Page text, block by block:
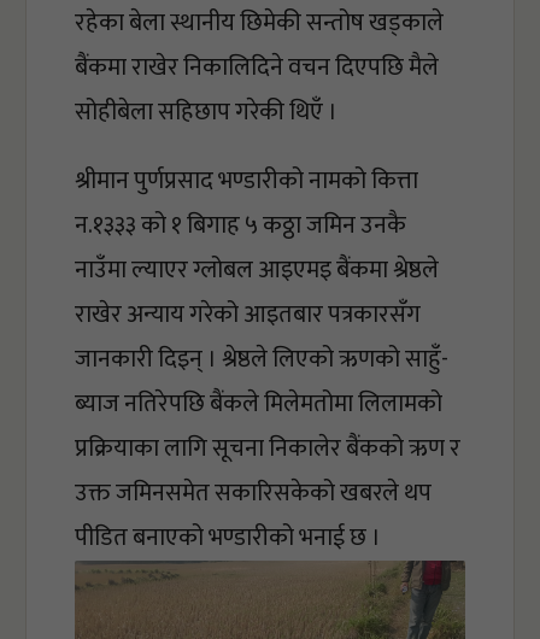
रहेका बेला स्थानीय छिमेकी सन्तोष खड्काले
बैंकमा राखेर निकालिदिने वचन दिएपछि मैले
सोहीबेला सहिछाप गरेकी थिएँ ।
श्रीमान पुर्णप्रसाद भण्डारीको नामको कित्ता
न.१३३३ को १ बिगाह ५ कठ्ठा जमिन उनकै
नाउँमा ल्याएर ग्लोबल आइएमइ बैंकमा श्रेष्ठले
राखेर अन्याय गरेको आइतबार पत्रकारसँग
जानकारी दिइन् । श्रेष्ठले लिएको ऋणको साहुँ-
ब्याज नतिरेपछि बैंकले मिलेमतोमा लिलामको
प्रक्रियाका लागि सूचना निकालेर बैंकको ऋण र
उक्त जमिनसमेत सकारिसकेको खबरले थप
पीडित बनाएको भण्डारीको भनाई छ ।